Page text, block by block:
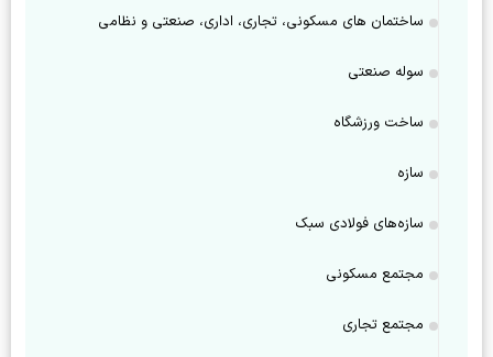
ساختمان‌ های مسکونی، تجاری، اداری، صنعتی و نظامی
سوله صنعتی
ساخت ورزشگاه
سازه
سازه‌های فولادی سبک
مجتمع مسکونی
مجتمع تجاری